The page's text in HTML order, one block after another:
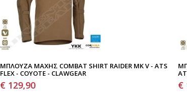
ΜΠΛΟΎΖΑ ΜΆΧΗΣ COMBAT SHIRT RAIDER MK V - ATS
FLEX - COYOTE - CLAWGEAR
€ 129,90 €